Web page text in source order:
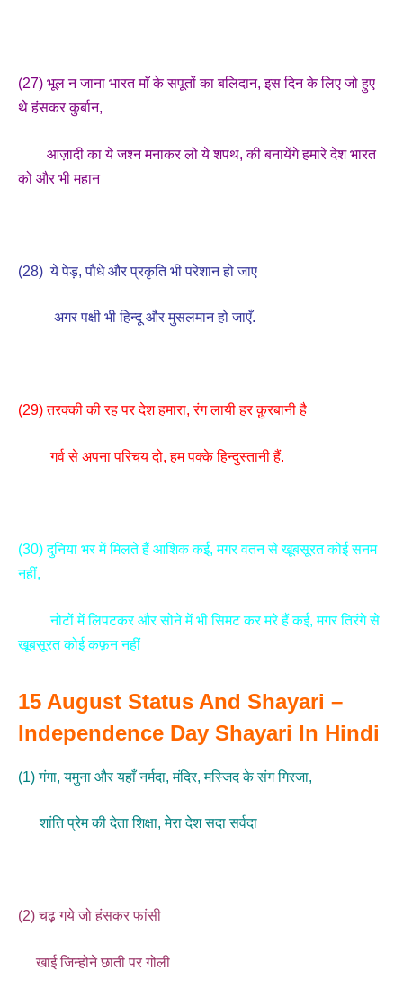
(27) भूल न जाना भारत माँ के सपूतों का बलिदान, इस दिन के लिए जो हुए
थे हंसकर कुर्बान,
आज़ादी का ये जश्न मनाकर लो ये शपथ, की बनायेंगे हमारे देश भारत
को और भी महान
(28) ये पेड़, पौधे और प्रकृति भी परेशान हो जाए
अगर पक्षी भी हिन्दू और मुसलमान हो जाएँ.
(29) तरक्की की रह पर देश हमारा, रंग लायी हर क़ुरबानी है
गर्व से अपना परिचय दो, हम पक्के हिन्दुस्तानी हैं.
(30) दुनिया भर में मिलते हैं आशिक कई, मगर वतन से खूबसूरत कोई सनम
नहीं,
नोटों में लिपटकर और सोने में भी सिमट कर मरे हैं कई, मगर तिरंगे से
खूबसूरत कोई कफ़न नहीं
15 August Status And Shayari –
Independence Day Shayari In Hindi
(1) गंगा, यमुना और यहाँ नर्मदा, मंदिर, मस्जिद के संग गिरजा,
शांति प्रेम की देता शिक्षा, मेरा देश सदा सर्वदा
(2) चढ़ गये जो हंसकर फांसी
खाई जिन्होने छाती पर गोली